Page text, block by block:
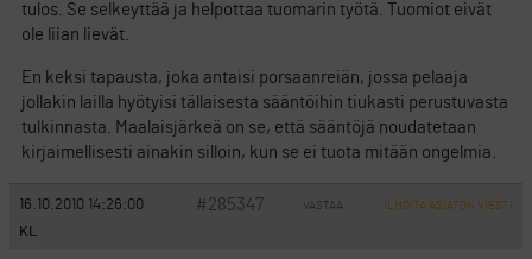
tulos. Se selkeyttää ja helpottaa tuomarin työtä. Tuomiot eivät
ole liian lievät.
En keksi tapausta, joka antaisi porsaanreiän, jossa pelaaja
jollakin lailla hyötyisi tällaisesta sääntöihin tiukasti perustuvasta
tulkinnasta. Maalaisjärkeä on se, että sääntöjä noudatetaan
kirjaimellisesti ainakin silloin, kun se ei tuota mitään ongelmia.
16.10.2010 14:26:00 #285347 VASTAA ILMOITA ASIATON VIESTI
KL